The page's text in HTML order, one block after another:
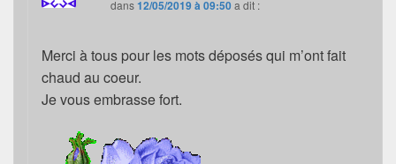
dans12/05/2019 à 09:50a dit :
Merci à tous pour les mots déposés qui m’ont fait
chaud au coeur.
Je vous embrasse fort.